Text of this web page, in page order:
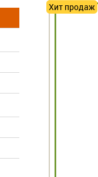
Хит продаж